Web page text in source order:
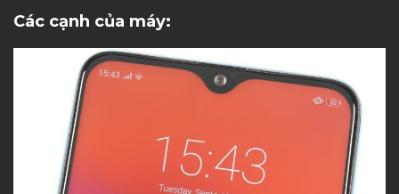
Các cạnh của máy: